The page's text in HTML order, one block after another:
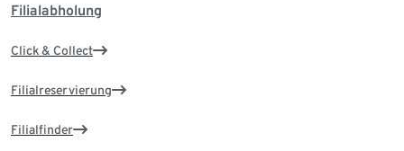
Filialabholung
Click & Collect
Filialreservierung
Filialfinder